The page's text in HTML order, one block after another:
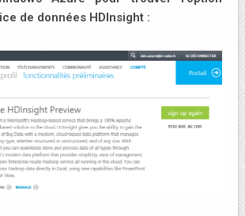
de données HDInsight :